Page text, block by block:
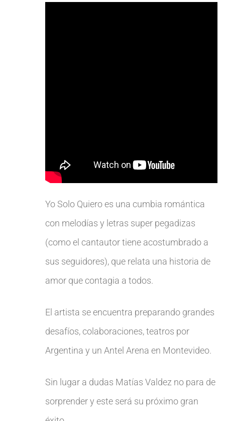
Yo Solo Quiero es una cumbia romántica
con melodías y letras super pegadizas
(como el cantautor tiene acostumbrado a
sus seguidores), que relata una historia de
amor que contagia a todos.
El artista se encuentra preparando grandes
desafíos, colaboraciones, teatros por
Argentina y un Antel Arena en Montevideo.
Sin lugar a dudas Matías Valdez no para de
sorprender y este será su próximo gran